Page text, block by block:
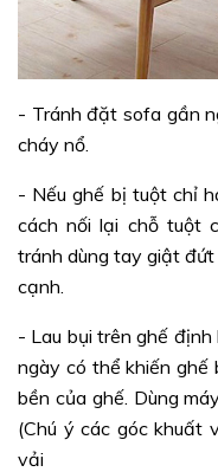
- Tránh đặt sofa gần
cháy nổ.
- Nếu ghế bị tuột chỉ
cách nối lại chỗ tuột
tránh dùng tay giật đứt
cạnh.
- Lau bụi trên ghế
ngày có thể khiến ghế
bền của ghế. Dùng
(Chú ý các góc khuất
vải